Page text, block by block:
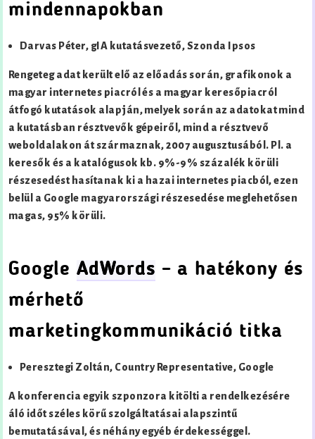
mindennapokban
Darvas Péter, gIA kutatásvezető, Szonda Ipsos
Rengeteg adat került elő az előadás során, grafikonok a
magyar internetes piacról és a magyar keresőpiacról
átfogó kutatások alapján, melyek során az adatokat mind
a kutatásban résztvevők gépeiről, mind a résztvevő
weboldalakon át származnak, 2007 augusztusából. Pl. a
keresők és a katalógusok kb. 9%-9% százalék körüli
részesedést hasítanak ki a hazai internetes piacból, ezen
belül a Google magyarországi részesedése meglehetősen
magas, 95% körüli.
Google AdWords – a hatékony és
mérhető
marketingkommunikáció titka
Peresztegi Zoltán, Country Representative, Google
A konferencia egyik szponzora kitölti a rendelkezésére
áló időt széles körű szolgáltatásai alapszintű
bemutatásával, és néhány egyéb érdekességgel.